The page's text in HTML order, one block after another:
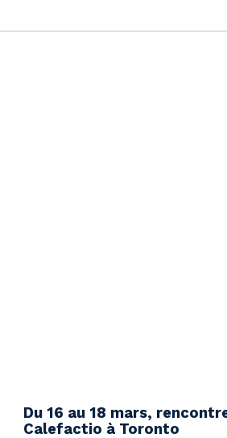
Du 16 au 18 mars,
Calefactio à Toronto